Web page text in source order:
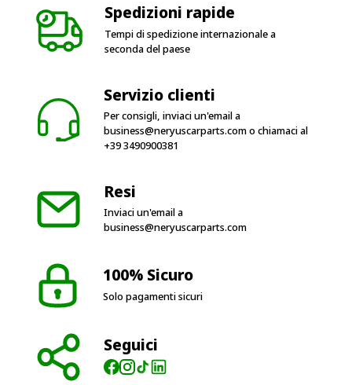
Spedizioni rapide
Tempi di spedizione internazionale a
seconda del paese
Servizio clienti
Per consigli, inviaci un'email a
business@neryuscarparts.como chiamaci al
+39 3490900381
Resi
Inviaci un'email a
business@neryuscarparts.com
100% Sicuro
Solo pagamenti sicuri
Seguici